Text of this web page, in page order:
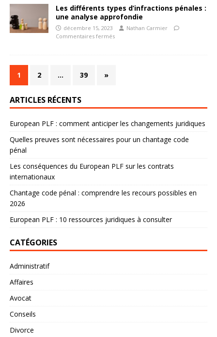
Les différents types d’infractions pénales :
une analyse approfondie
décembre 15, 2023
Nathan Carmier
Commentaires fermés
1 2 … 39 »
ARTICLES RÉCENTS
European PLF : comment anticiper les changements juridiques
Quelles preuves sont nécessaires pour un chantage code
pénal
Les conséquences du European PLF sur les contrats
internationaux
Chantage code pénal : comprendre les recours possibles en
2026
European PLF : 10 ressources juridiques à consulter
CATÉGORIES
Administratif
Affaires
Avocat
Conseils
Divorce